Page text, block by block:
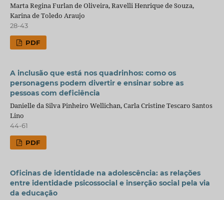
Marta Regina Furlan de Oliveira, Ravelli Henrique de Souza,
Karina de Toledo Araujo
28-43
PDF
A inclusão que está nos quadrinhos: como os
personagens podem divertir e ensinar sobre as
pessoas com deficiência
Danielle da Silva Pinheiro Wellichan, Carla Cristine Tescaro Santos
Lino
44-61
PDF
Oficinas de identidade na adolescência: as relações
entre identidade psicossocial e inserção social pela via
da educação